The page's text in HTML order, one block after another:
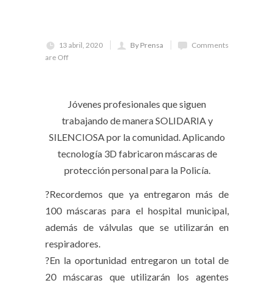
13 abril, 2020 By Prensa
Comments
are Off
Jóvenes profesionales que siguen
trabajando de manera SOLIDARIA y
SILENCIOSA por la comunidad. Aplicando
tecnología 3D fabricaron máscaras de
protección personal para la Policía.
?Recordemos que ya entregaron más de
100 máscaras para el hospital municipal,
además de válvulas que se utilizarán en
respiradores.
?En la oportunidad entregaron un total de
20 máscaras que utilizarán los agentes